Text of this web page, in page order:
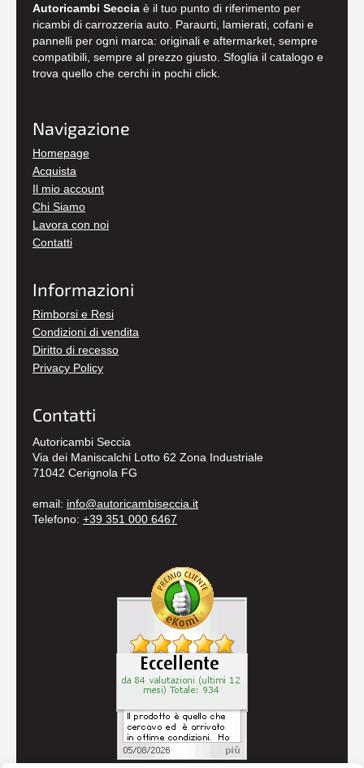
Autoricambi Seccia è il tuo punto di riferimento per
ricambi di carrozzeria auto. Paraurti, lamierati, cofani e
pannelli per ogni marca: originali e aftermarket, sempre
compatibili, sempre al prezzo giusto. Sfoglia il catalogo e
trova quello che cerchi in pochi click.
Navigazione
Homepage
Acquista
Il mio account
Chi Siamo
Lavora con noi
Contatti
Informazioni
Rimborsi e Resi
Condizioni di vendita
Diritto di recesso
Privacy Policy
Contatti
Autoricambi Seccia
Via dei Maniscalchi Lotto 62 Zona Industriale
71042 Cerignola FG
email: info@autoricambiseccia.it
Telefono: +39 351 000 6467